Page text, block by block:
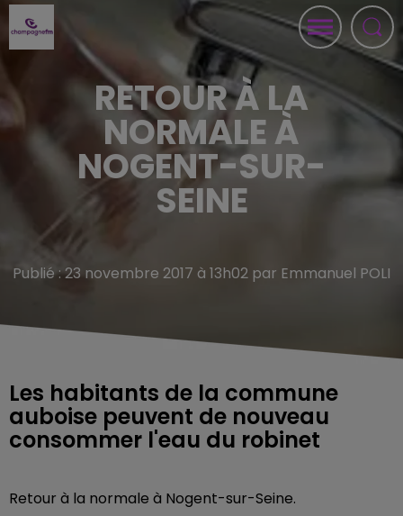
RETOUR À LA
NORMALE À
NOGENT-SUR-
SEINE
Publié : 23 novembre 2017 à 13h02 par Emmanuel POLI
Les habitants de la commune
auboise peuvent de nouveau
consommer l'eau du robinet
Retour à la normale à Nogent-sur-Seine.